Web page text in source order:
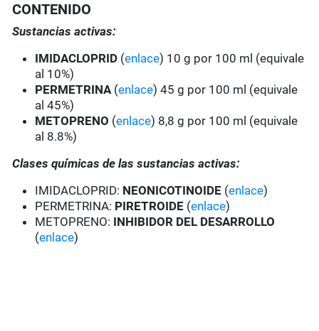
CONTENIDO
Sustancias activas:
IMIDACLOPRID (enlace) 10 g por 100 ml (equivale
al 10%)
PERMETRINA(enlace) 45 g por 100 ml (equivale
al 45%)
METOPRENO (enlace) 8,8 g por 100 ml (equivale
al 8.8%)
Clases químicas de las sustancias activas:
IMIDACLOPRID: NEONICOTINOIDE (enlace)
PERMETRINA: PIRETROIDE (enlace)
METOPRENO: INHIBIDOR DEL DESARROLLO
(enlace)